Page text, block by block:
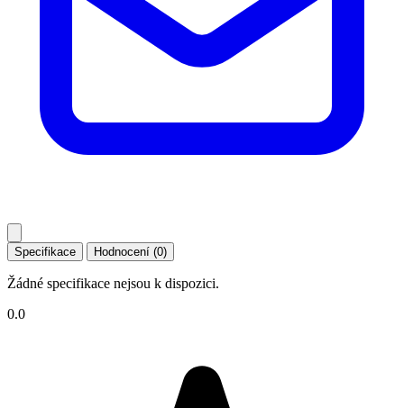
Specifikace Hodnocení (0)
Žádné specifikace nejsou k dispozici.
0.0